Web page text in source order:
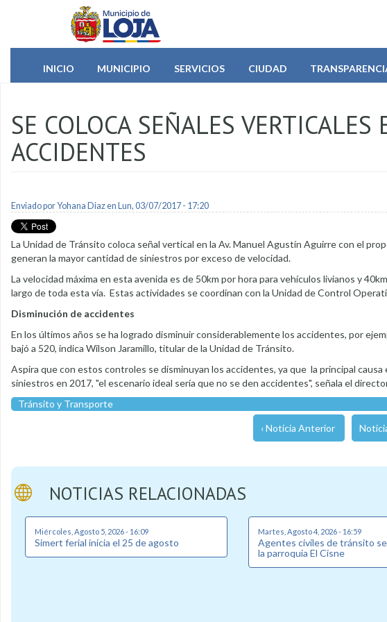
Pasar al contenido principal
INICIO
MUNICIPIO SERVICIOS CIUDAD
SE COLOCA SEÑALES
ACCIDENTES
Enviado porYohana Diazen Lun, 03/07/2017 - 17:20
La Unidad de Tránsito coloca señal vertical en la Av. Manuel Agustín Aguirre con el
generan la mayor cantidad de siniestros por exceso de velocidad.
La velocidad máxima en esta avenida es de 50km por hora para vehículos livianos y
largo de toda esta vía. Estas actividades se coordinan con la Unidad de Control
Disminución de accidentes
En los últimos años se ha logrado disminuir considerablemente los accidentes, por
bajó a 520, indica Wilson Jaramillo, titular de la Unidad de Tránsito.
Aspira que con estos controles se disminuyan los accidentes, ya que la principal
siniestros en 2017, "el escenario ideal sería que no se den accidentes", señala el
Tránsito y Transporte
‹ Noticia Anterior
NOTICIAS RELACIONADAS
Miércoles, Agosto 5, 2026 - 16:09
Simert ferial inicia el 25 de agosto
Martes, Agosto 4, 2026 - 16:59
Agentes civiles de tránsito se
la parroquia El Cisne